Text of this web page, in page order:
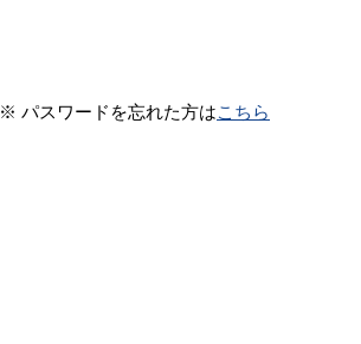
※ パスワードを忘れた方はこちら